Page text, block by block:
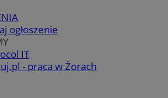
ogłoszenie
IT
- praca w Żorach